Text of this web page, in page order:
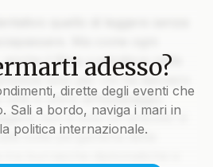
il Blog custodisce nelle
solo per chi ha davvero
e unirsi all’equipaggio.
non è solo un articolo: è
sulla pergamena della
adesso?
dirette degli eventi che
Sali a bordo, naviga i mari in
politica internazionale.